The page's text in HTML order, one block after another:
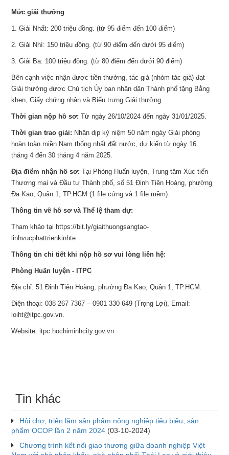
Mức giải thưởng
1. Giải Nhất: 200 triệu đồng. (từ 95 điểm đến 100 điểm)
2. Giải Nhì: 150 triệu đồng. (từ 90 điểm đến dưới 95 điểm)
3. Giải Ba: 100 triệu đồng. (từ 80 điểm đến dưới 90 điểm)
Bên cạnh việc nhận được tiền thưởng, tác giả (nhóm tác giả) đạt
Giải thưởng được Chủ tịch Ủy ban nhân dân Thành phố tặng Bằng
khen, Giấy chứng nhận và Biểu trưng Giải thưởng.
Thời gian nộp hồ sơ: Từ ngày 26/10/2024 đến ngày 31/01/2025.
Thời gian trao giải: Nhân dịp kỷ niệm 50 năm ngày Giải phóng
hoàn toàn miền Nam thống nhất đất nước, dự kiến từ ngày 16
tháng 4 đến 30 tháng 4 năm 2025.
Địa điểm nhận hồ sơ: Tại Phòng Huấn luyện, Trung tâm Xúc tiến
Thương mại và Đầu tư Thành phố, số 51 Đinh Tiên Hoàng, phường
Đa Kao, Quận 1, TP.HCM (1 file cứng và 1 file mềm).
Thông tin về hồ sơ và Thể lệ tham dự:
Tham khảo tại https://bit.ly/giaithuongsangtao-
linhvucphattrienkinhte
Thông tin chi tiết khi nộp hồ sơ vui lòng liên hệ:
Phòng Huấn luyện - ITPC
Địa chỉ: 51 Đinh Tiên Hoàng, phường Đa Kao, Quận 1, TP.HCM.
Điện thoại: 038 267 7367 – 0901 330 649 (Trọng Lợi), Email:
loiht@itpc.gov.vn.
Website: itpc.hochiminhcity.gov.vn
Tin khác
Hội chợ, triển lãm sản phẩm nông nghiệp tiêu biểu, sản
phẩm OCOP lần 2 năm 2024 (03-10-2024)
Chương trình kết nối giao thương giữa doanh nghiệp Việt